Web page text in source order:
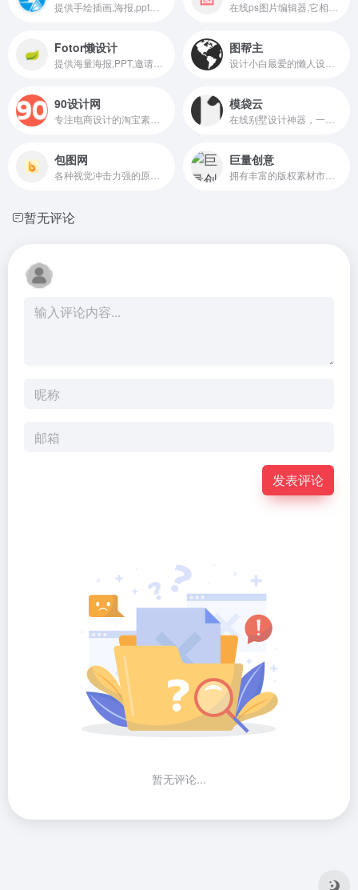
Fotor懒设计 图帮主
90设计网 模袋云
包图网 巨量创意
暂无评论
发表评论
暂无评论...